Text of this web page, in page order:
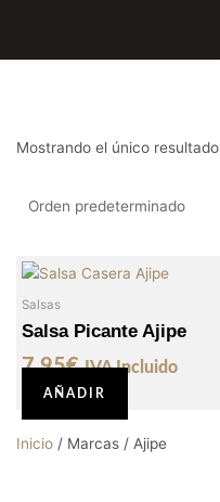
Mostrando el único resultado
Salsas
Salsa Picante Ajipe
7,95€ IVA Incluido
AÑADIR
Inicio / Marcas / Ajipe